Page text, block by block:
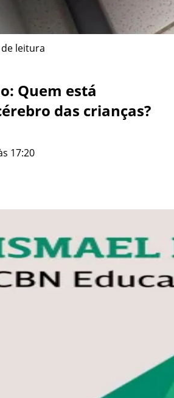
leitura
Quem está
das crianças?
17:20